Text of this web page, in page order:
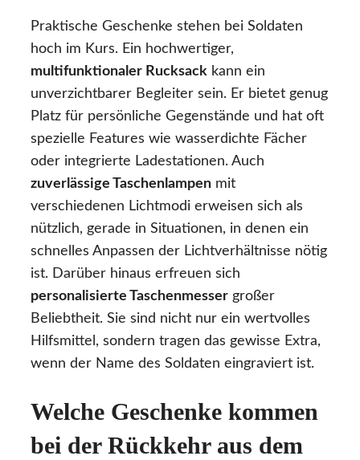
Praktische Geschenke stehen bei Soldaten
hoch im Kurs. Ein hochwertiger,
multifunktionaler Rucksack kann ein
unverzichtbarer Begleiter sein. Er bietet genug
Platz für persönliche Gegenstände und hat oft
spezielle Features wie wasserdichte Fächer
oder integrierte Ladestationen. Auch
zuverlässige Taschenlampen mit
verschiedenen Lichtmodi erweisen sich als
nützlich, gerade in Situationen, in denen ein
schnelles Anpassen der Lichtverhältnisse nötig
ist. Darüber hinaus erfreuen sich
personalisierte Taschenmesser großer
Beliebtheit. Sie sind nicht nur ein wertvolles
Hilfsmittel, sondern tragen das gewisse Extra,
wenn der Name des Soldaten eingraviert ist.
Welche Geschenke kommen
bei der Rückkehr aus dem